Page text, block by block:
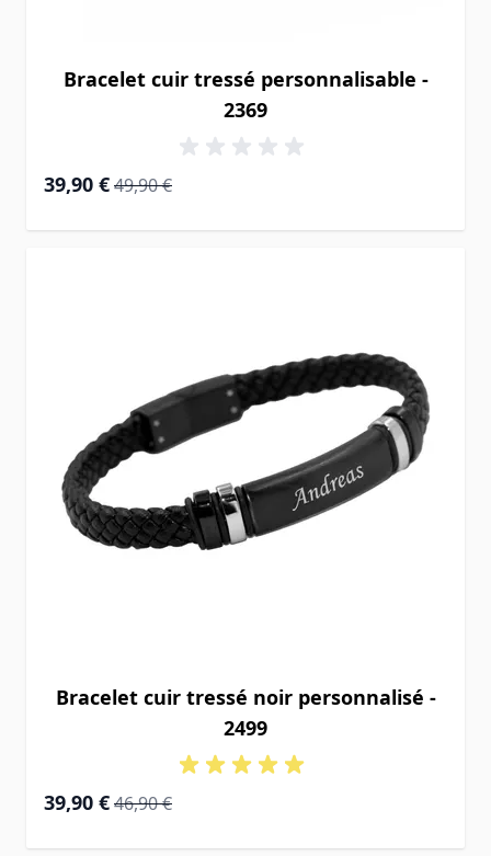
Bracelet cuir tressé personnalisable -
2369
Prix Spécial
39,90 € Prix normal
49,90 €
Bracelet cuir tressé noir personnalisé -
2499
Prix Spécial
39,90 € Prix normal
46,90 €